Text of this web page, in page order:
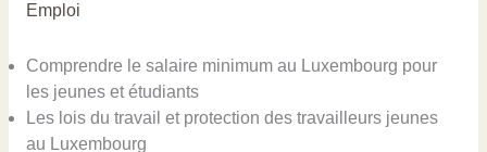
Emploi
Comprendre le salaire minimum au Luxembourg pour
les jeunes et étudiants
Les lois du travail et protection des travailleurs jeunes
au Luxembourg